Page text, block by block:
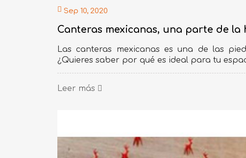
Sep 10, 2020
Canteras mexicanas, una parte de la
Las canteras mexicanas es una de las
¿Quieres saber por qué es ideal para tu
Leer más